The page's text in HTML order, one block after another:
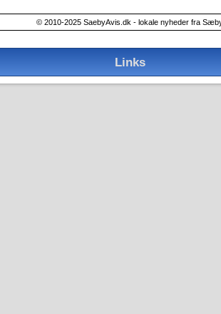
© 2010-2025 SaebyAvis.dk - lokale nyheder fra
Links